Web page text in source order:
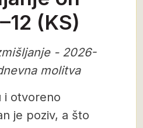
(KS)
- 2026-
molitva
i otvoreno
je poziv, a što